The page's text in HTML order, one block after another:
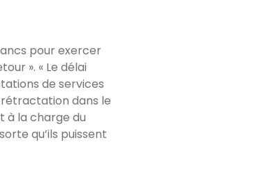
pour exercer
». « Le délai
de services
dans le
à la charge du
qu’ils puissent